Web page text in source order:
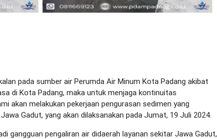
pada sumber air Perumda Air Minum Kota Padang akibat
di Kota Padang, maka untuk menjaga kontinuitas
akan melakukan pekerjaan pengurasan sedimen yang
Gadut, yang akan dilaksanakan pada Jumat, 19 Juli 2024.
gangguan pengaliran air didaerah layanan sekitar Jawa Gadut,